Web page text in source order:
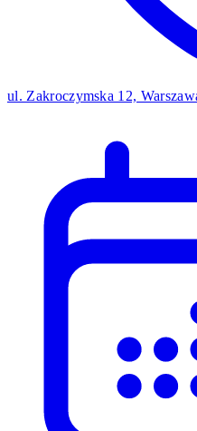
ul. Zakroczymska 12,